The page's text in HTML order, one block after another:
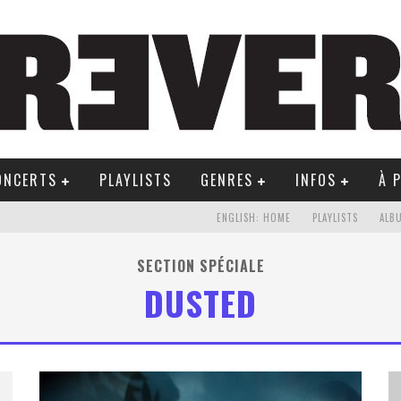
PLAYLISTS GENRES INFOS À
ENGLISH: HOME PLAYLISTS
SECTION SPÉCIALE
DUSTED